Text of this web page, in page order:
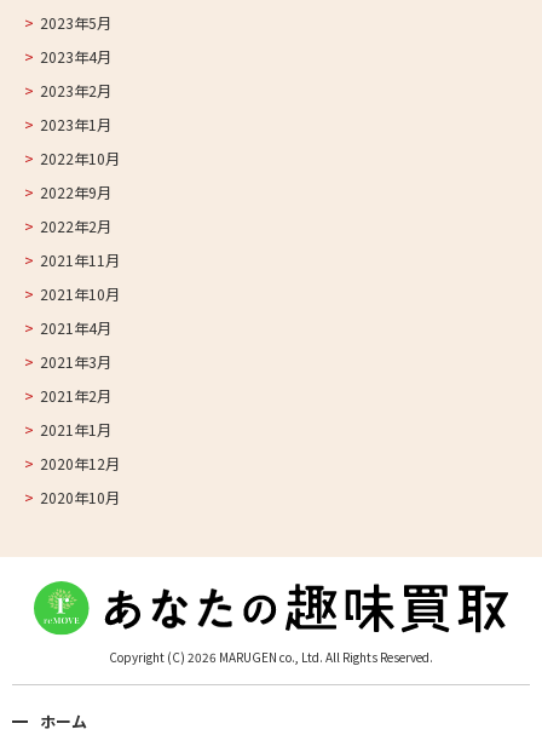
2023年5月
2023年4月
2023年2月
2023年1月
2022年10月
2022年9月
2022年2月
2021年11月
2021年10月
2021年4月
2021年3月
2021年2月
2021年1月
2020年12月
2020年10月
Copyright (C) 2026 MARUGEN co., Ltd. All Rights Reserved.
ホーム